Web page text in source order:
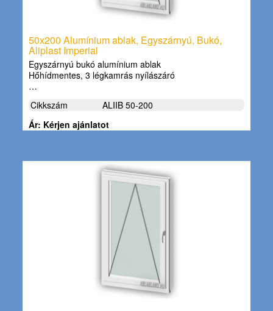
50x200 Alumínium ablak, Egyszárnyú, Bukó,
Aliplast Imperial
Egyszárnyú bukó alumínium ablak
Hőhídmentes, 3 légkamrás nyílászáró
…
Cikkszám
ALIIB 50-200
Ár: Kérjen ajánlatot